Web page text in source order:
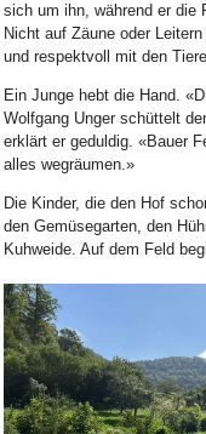
sich um ihn, während er die
Nicht auf Zäune oder
und respektvoll mit den
Ein Junge hebt die Hand.
Wolfgang Unger schüttelt
erklärt er geduldig. «Bauer
alles wegräumen.»
Die Kinder, die den Hof
den Gemüsegarten, den
Kuhweide. Auf dem Feld